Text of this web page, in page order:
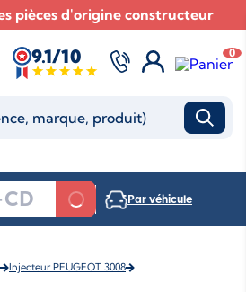
pièces d'origine constructeur
9.1/10 0
Par véhicule
Injecteur PEUGEOT 3008